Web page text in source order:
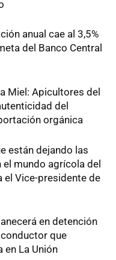
anual cae al 3,5%
del Banco Central
Miel: Apicultores del
del
orgánica
están dejando las
mundo agrícola del
el Vice-presidente de
en detención
que
en La Unión